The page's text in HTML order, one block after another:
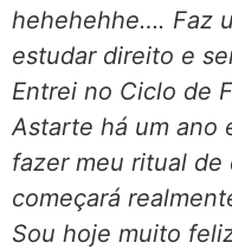
hehehehhe…. Faz
estudar direito e
Entrei no Ciclo de
Astarte há um ano
fazer meu ritual de
começará
Sou hoje muito